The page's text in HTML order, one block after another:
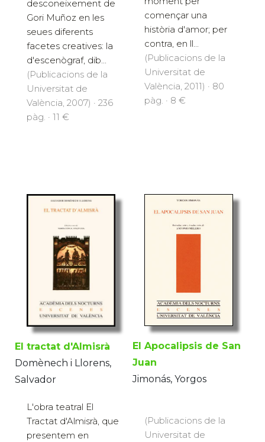
desconeixement de
Gori Muñoz en les
seues diferents
facetes creatives: la
d'escenògraf, dib...
(Publicacions de la
Universitat de
València, 2007) · 236
pàg. · 11 €
començar una
història d'amor; per
contra, en ll...
(Publicacions de la
Universitat de
València, 2011) · 80
pàg. · 8 €
El tractat d'Almisrà
Domènech i Llorens,
Salvador
L'obra teatral El
Tractat d'Almisrà, que
presentem en
El Apocalipsis de San
Juan
Jimonás, Yorgos
(Publicacions de la
Universitat de